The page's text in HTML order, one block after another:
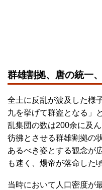
群雄割拠、唐の統一
全土に反乱が波及した様
九を挙げて群盗となる」
乱集団の数は200余に及
彷彿とさせる群雄割拠の
あるべき姿とする観念が
も速く、煬帝が落命した
当時において人口密度が